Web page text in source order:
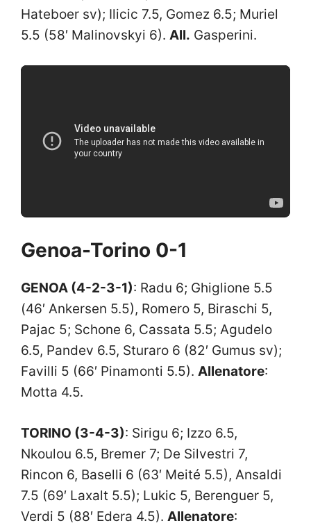
Hateboer sv); Ilicic 7.5, Gomez 6.5; Muriel
5.5 (58′ Malinovskyi 6). All. Gasperini.
Genoa-Torino 0-1
GENOA (4-2-3-1): Radu 6; Ghiglione 5.5
(46′ Ankersen 5.5), Romero 5, Biraschi 5,
Pajac 5; Schone 6, Cassata 5.5; Agudelo
6.5, Pandev 6.5, Sturaro 6 (82′ Gumus sv);
Favilli 5 (66′ Pinamonti 5.5). Allenatore:
Motta 4.5.
TORINO (3-4-3): Sirigu 6; Izzo 6.5,
Nkoulou 6.5, Bremer 7; De Silvestri 7,
Rincon 6, Baselli 6 (63′ Meité 5.5), Ansaldi
7.5 (69′ Laxalt 5.5); Lukic 5, Berenguer 5,
Verdi 5 (88′ Edera 4.5). Allenatore: